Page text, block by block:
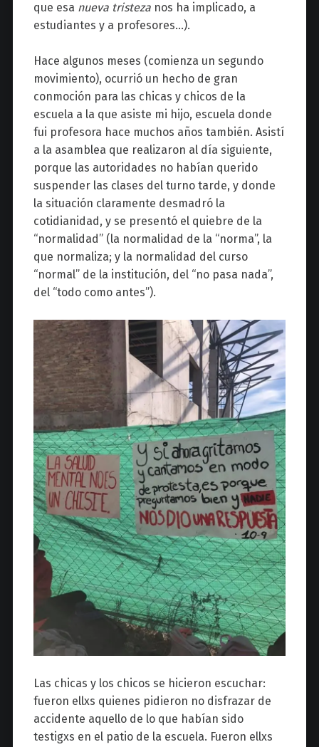
que esa nueva tristezanos ha implicado, a
estudiantes y a profesores…).
Hace algunos meses (comienza un segundo
movimiento), ocurrió un hecho de gran
conmoción para las chicas y chicos de la
escuela a la que asiste mi hijo, escuela donde
fui profesora hace muchos años también. Asistí
a la asamblea que realizaron al día siguiente,
porque las autoridades no habían querido
suspender las clases del turno tarde, y donde
la situación claramente desmadró la
cotidianidad, y se presentó el quiebre de la
“normalidad” (la normalidad de la “norma”, la
que normaliza; y la normalidad del curso
“normal” de la institución, del “no pasa nada”,
del “todo como antes”).
Las chicas y los chicos se hicieron escuchar:
fueron ellxs quienes pidieron no disfrazar de
accidente aquello de lo que habían sido
testigxs en el patio de la escuela. Fueron ellxs